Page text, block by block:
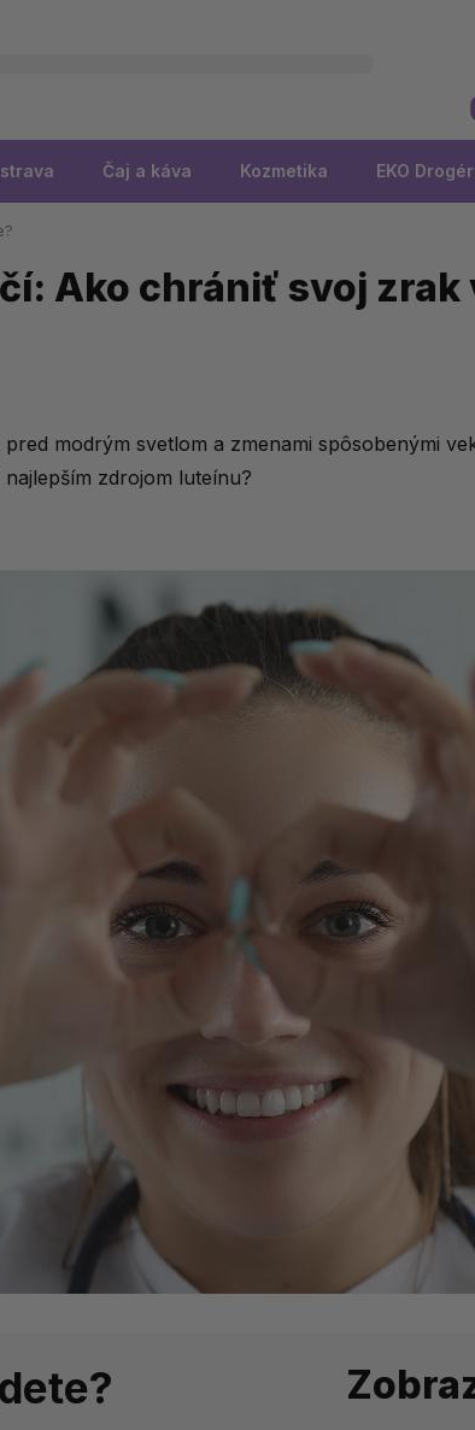
Čaj a káva Kozmetika EKO
Ako chrániť svoj
modrým svetlom a zmenami spôsobenými
zdrojom luteínu?